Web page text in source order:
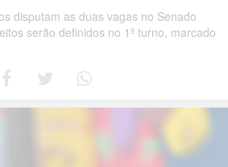
disputam as duas vagas no Senado
serão definidos no 1º turno, marcado